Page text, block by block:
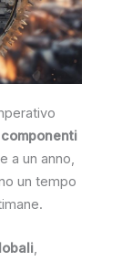
componenti
a un anno,
un tempo
,